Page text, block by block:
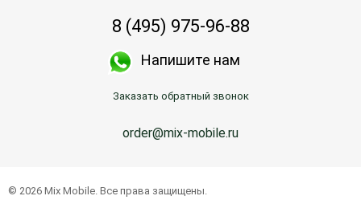
8 (495) 975-96-88
Напишите нам
Заказать обратный звонок
order@mix-mobile.ru
© 2026 Mix Mobile. Все права защищены.